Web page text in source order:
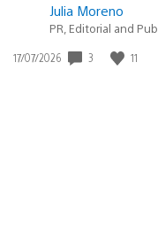
Julia Moreno
PR, Editorial and
Data
17/07/2026 3 11